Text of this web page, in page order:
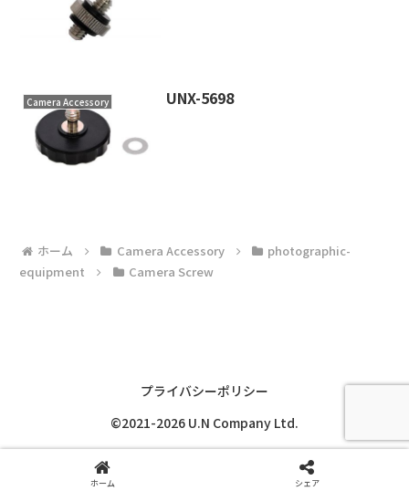
Camera Accessory UNX-5698
ホーム Camera Accessory
photographic-
equipment
Camera Screw
プライバシーポリシー
©2021-2026 U.N Company Ltd.
ホーム シェア